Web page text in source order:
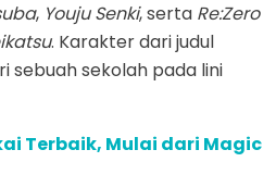
, Youju Senki, serta Re:Zero
. Karakter dari judul
sebuah sekolah pada lini
Terbaik, Mulai dari Magic